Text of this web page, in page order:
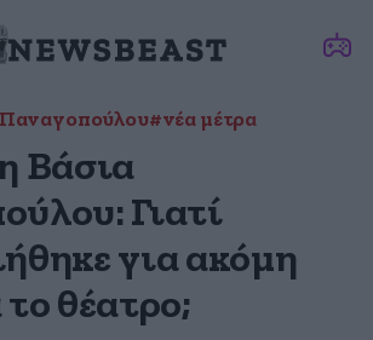
#νέα μέτρα
Βάσια
Γιατί
για ακόμη
θέατρο;